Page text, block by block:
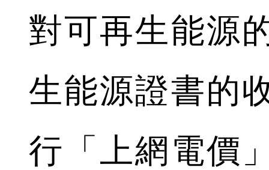
對可再生能源
生能源證書的
行「上網電價